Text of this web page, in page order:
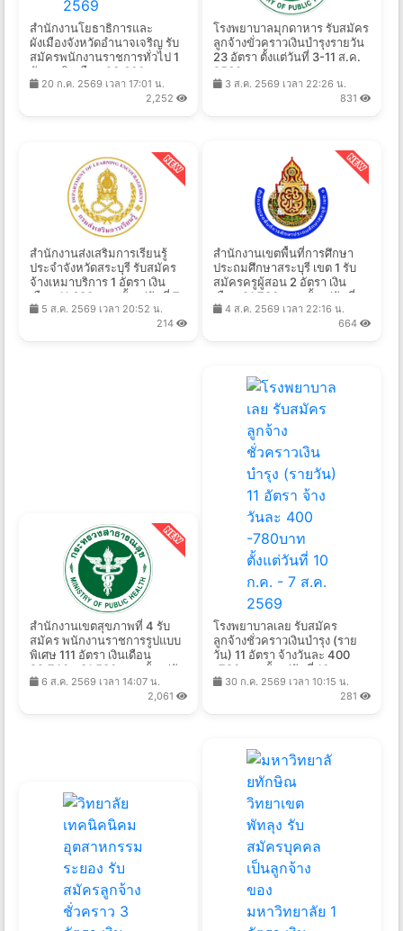
สำนักงานโยธาธิการและ
ผังเมืองจังหวัดอำนาจเจริญ รับ
สมัครพนักงานราชการทั่วไป 1
อัตรา เงินเดือน 23,600 บาท
ตั้งแต่วันที่ 3-11 ส.ค. 2569
20 ก.ค. 2569 เวลา 17:01 น.
2,252
โรงพยาบาลมุกดาหาร รับสมัคร
ลูกจ้างขั่วคราวเงินบำรุงรายวัน
23 อัตรา ตั้งแต่วันที่ 3-11 ส.ค.
2569
3 ส.ค. 2569 เวลา 22:26 น.
831
สำนักงานส่งเสริมการเรียนรู้
ประจำจังหวัดสระบุรี รับสมัคร
จ้างเหมาบริการ 1 อัตรา เงิน
เดือน 11,680 บาท ตั้งแต่วันที่ 7-
19 ส.ค. 2569
5 ส.ค. 2569 เวลา 20:52 น.
214
สำนักงานเขตพื้นที่การศึกษา
ประถมศึกษาสระบุรี เขต 1 รับ
สมัครครูผู้สอน 2 อัตรา เงิน
เดือน 21,780 บาท ตั้งแต่วันที่
17-21 ส.ค. 2569
4 ส.ค. 2569 เวลา 22:16 น.
664
สำนักงานเขตสุขภาพที่ 4 รับ
สมัคร พนักงานราชการรูปแบบ
พิเศษ 111 อัตรา เงินเดือน
22,740 - 81,580 บาท ตั้งแต่วัน
ที่ 17-28 ส.ค. 2569
6 ส.ค. 2569 เวลา 14:07 น.
2,061
โรงพยาบาลเลย รับสมัคร
ลูกจ้างชั่วคราวเงินบำรุง (ราย
วัน) 11 อัตรา จ้างวันละ 400
-780บาท ตั้งแต่วันที่ 10 ก.ค. -
7 ส.ค. 2569
30 ก.ค. 2569 เวลา 10:15 น.
281